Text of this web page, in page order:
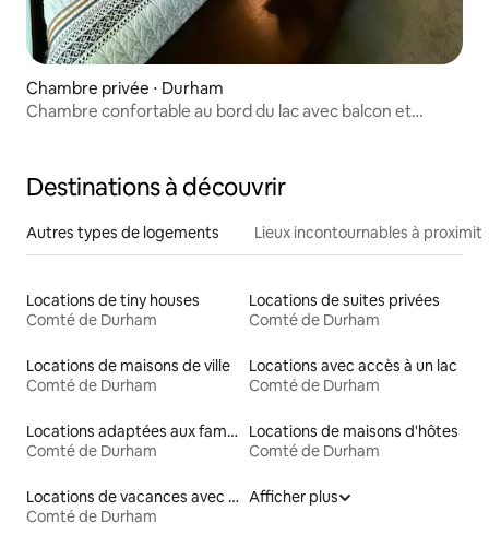
Chambre privée ⋅ Durham
Chambre confortable au bord du lac avec balcon et
Destinations à découvrir
Autres types de logements Lieux incontournables à
Locations de tiny houses
Comté de Durham
Locations de suites privées
Comté de Durham
Locations de maisons de ville
Comté de Durham
Locations avec accès à un lac
Comté de Durham
Locations adaptées aux familles
Comté de Durham
Locations de maisons d'hôtes
Comté de Durham
Locations de vacances avec piscine
Comté de Durham
Afficher plus